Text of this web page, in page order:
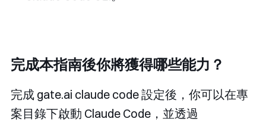
完成本指南後你將獲得哪些能力？
完成 gate.ai claude code 設定後，你可以在專
案目錄下啟動 Claude Code，並透過